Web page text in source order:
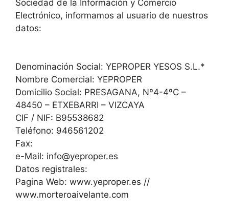
Sociedad de la Información y Comercio
Electrónico, informamos al usuario de nuestros
datos:
Denominación Social: YEPROPER YESOS S.L.*
Nombre Comercial: YEPROPER
Domicilio Social: PRESAGANA, Nº4-4ºC –
48450 – ETXEBARRI – VIZCAYA
CIF / NIF: B95538682
Teléfono: 946561202
Fax:
e-Mail: info@yeproper.es
Datos registrales:
Pagina Web: www.yeproper.es //
www.morteroaivelante.com